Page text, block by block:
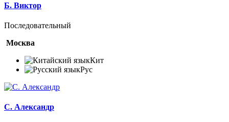
Б. Виктор
Последовательный
Москва
Кит
Рус
С. Александр